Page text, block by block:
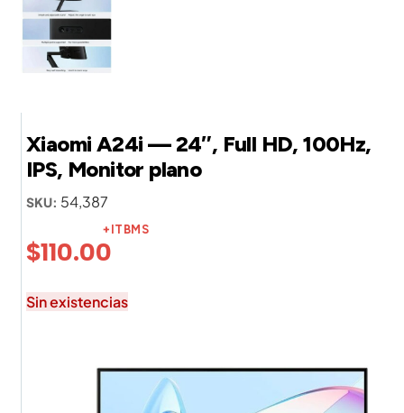
Xiaomi A24i — 24″, Full HD, 100Hz,
IPS, Monitor plano
SKU: 54,387
$110.00
+ITBMS
Sin existencias